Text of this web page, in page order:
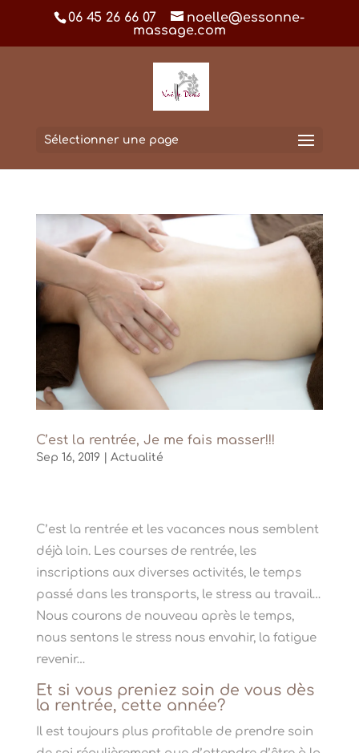
06 45 26 66 07
noelle@essonne-
massage.com
Sélectionner une page
C’est la rentrée, Je me fais masser!!!
Sep 16, 2019| Actualité
C’est la rentrée et les vacances nous semblent
déjà loin. Les courses de rentrée, les
inscriptions aux diverses activités, le temps
passé dans les transports, le stress au travail…
Nous courons de nouveau après le temps,
nous sentons le stress nous envahir, la fatigue
revenir…
Et si vous preniez soin de vous dès
la rentrée, cette année?
Il est toujours plus profitable de prendre soin